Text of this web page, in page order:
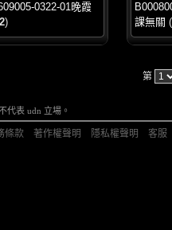
0322-01晚霞
)
課無關 (
第
代表 udn 立場。
條款 著作權聲明 隱私權聲明 客服